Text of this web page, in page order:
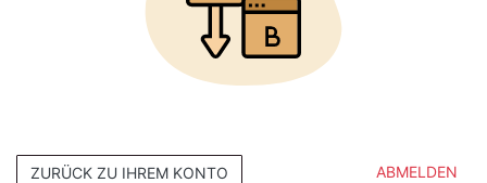
ZURÜCK ZU IHREM KONTO ABMELDEN